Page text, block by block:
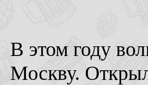
В этом году
Москву.